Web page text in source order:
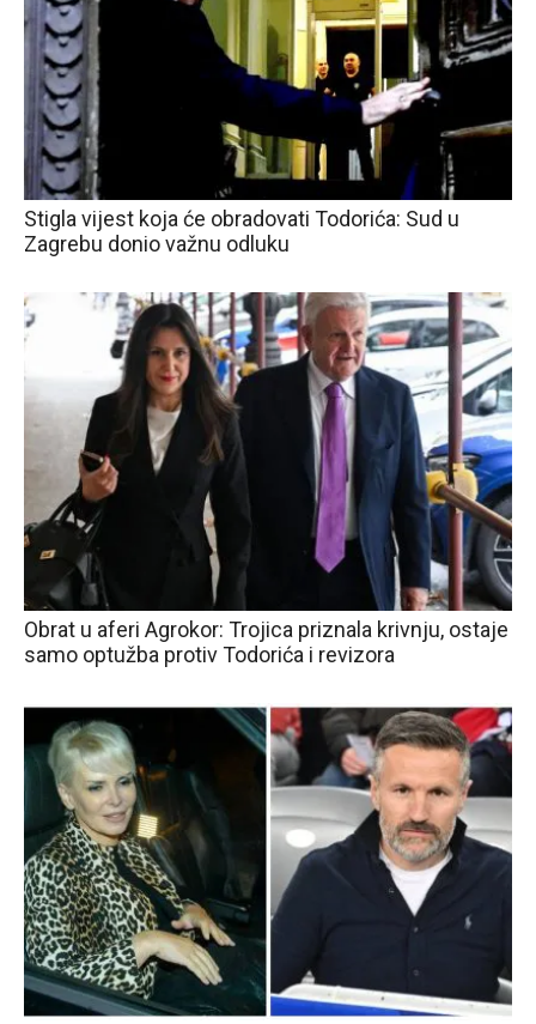
Stigla vijest koja će obradovati Todorića: Sud u
Zagrebu donio važnu odluku
Obrat u aferi Agrokor: Trojica priznala krivnju, ostaje
samo optužba protiv Todorića i revizora